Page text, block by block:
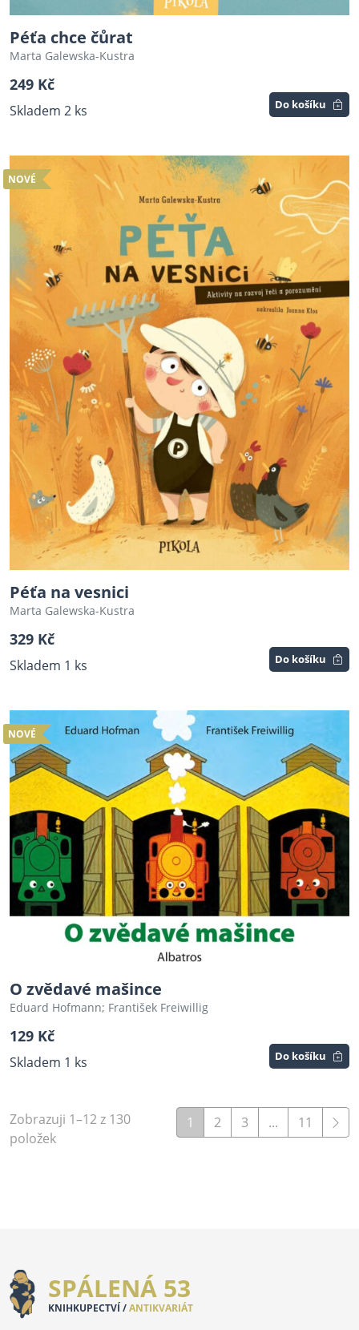
Péťa chce čůrat
Marta Galewska-Kustra
249 Kč
Skladem 2 ks Do košíku
NOVÉ
Péťa na vesnici
Marta Galewska-Kustra
329 Kč
Skladem 1 ks Do košíku
NOVÉ
O zvědavé mašince
Eduard Hofmann; František Freiwillig
129 Kč
Skladem 1 ks Do košíku
Zobrazuji 1–12 z 130
položek
1 2 3 ... 11
SPÁLENÁ 53
KNIHKUPECTVÍ /ANTIKVARIÁT